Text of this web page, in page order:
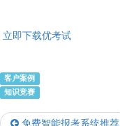
立即下载优考试
客户案例
知识竞赛
免费智能报考系统推荐